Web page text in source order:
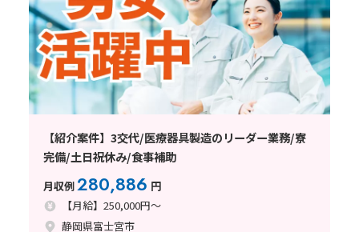
【紹介案件】3交代/医療器具製造のリーダー業務/寮
完備/土日祝休み/食事補助
月収例280,886 円
【月給】250,000円～
静岡県富士宮市